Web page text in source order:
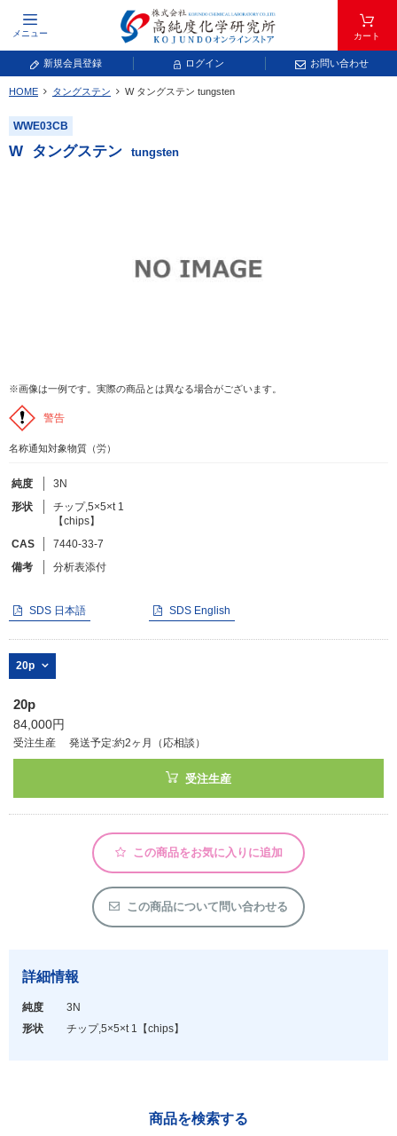
メニュー カート
新規会員登録 ログイン お問い合わせ
元素記号で検索する
元素周期表をタップすると、拡大表示されます。拡大した表から元素記号をタップ
し、一覧へ移動してください。
キーワードで検索する
フリーワードで検索
化学式で検索
和名・英名で検索
化合物
アウトレット
化学教材・オリジナルグッズ
HOME タングステン W タングステン tungsten
WWE03CB
W タングステン tungsten
※画像は一例です。実際の商品とは異なる場合がございます。
警告
名称通知対象物質（労）
純度
3N
形状
チップ,5×5×t 1
【chips】
CAS
7440-33-7
備考
分析表添付
SDS 日本語 SDS English
20p
20p
84,000円
受注生産 発送予定:約2ヶ月（応相談）
受注生産
この商品をお気に入りに追加
この商品について問い合わせる
詳細情報
純度
3N
形状
チップ,5×5×t 1 【chips】
商品を検索する